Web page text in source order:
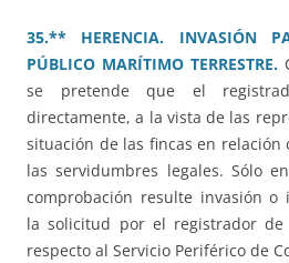
35.** HERENCIA. INVASIÓN
PÚBLICO MARÍTIMO TERRESTRE.
se pretende que el
directamente, a la vista de las
situación de las fincas en
las servidumbres legales. Sólo
comprobación resulte invasión o
la solicitud por el registrador
respecto al Servicio Periférico de